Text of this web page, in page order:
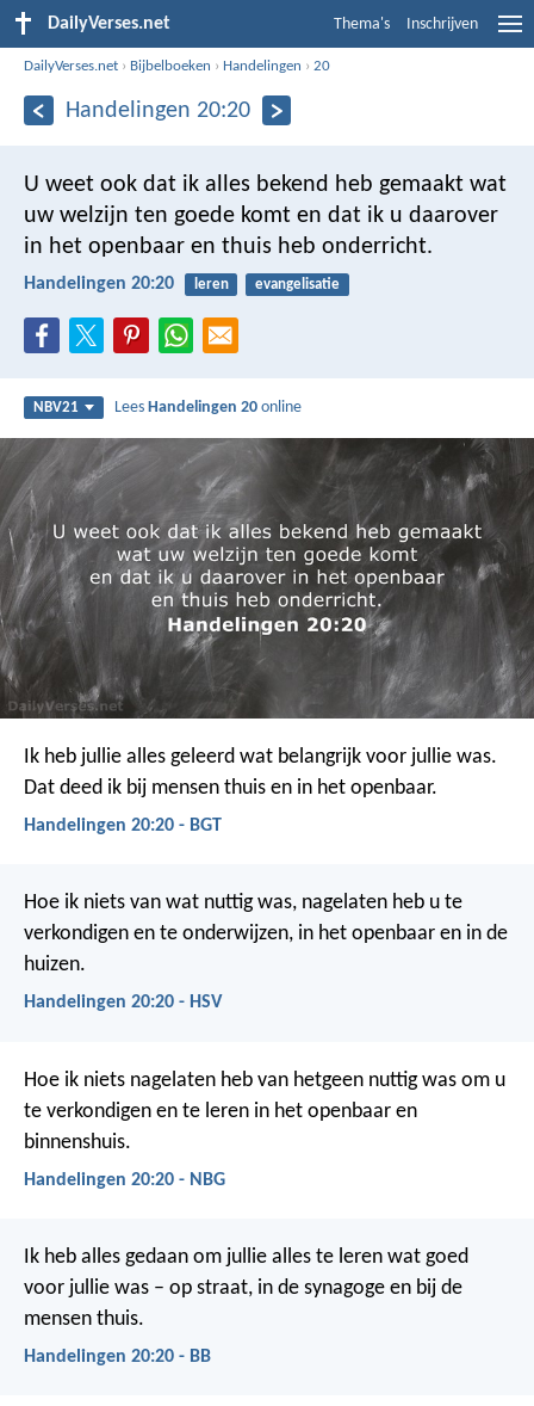
DailyVerses.net Thema's Inschrijven
DailyVerses.net › Bijbelboeken › Handelingen ›20
Handelingen 20:20
U weet ook dat ik alles bekend heb gemaakt wat
uw welzijn ten goede komt en dat ik u daarover
in het openbaar en thuis heb onderricht.
Handelingen 20:20 leren evangelisatie
NBV21 LeesHandelingen 20 online
Ik heb jullie alles geleerd wat belangrijk voor jullie was.
Dat deed ik bij mensen thuis en in het openbaar.
Handelingen 20:20 - BGT
Hoe ik niets van wat nuttig was, nagelaten heb u te
verkondigen en te onderwijzen, in het openbaar en in de
huizen.
Handelingen 20:20 - HSV
Hoe ik niets nagelaten heb van hetgeen nuttig was om u
te verkondigen en te leren in het openbaar en
binnenshuis.
Handelingen 20:20 - NBG
Ik heb alles gedaan om jullie alles te leren wat goed
voor jullie was – op straat, in de synagoge en bij de
mensen thuis.
Handelingen 20:20 - BB